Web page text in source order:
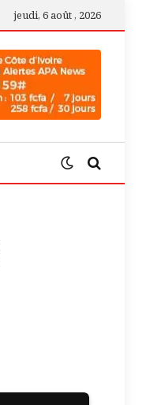
jeudi, 6 août , 2026